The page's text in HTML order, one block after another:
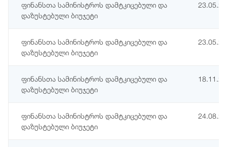
ფინანსთა სამინისტროს დამტკიცებული და
დაზუსტებული ბიუჯეტი
ფინანსთა სამინისტროს დამტკიცებული და
დაზუსტებული ბიუჯეტი
ფინანსთა სამინისტროს დამტკიცებული და
დაზუსტებული ბიუჯეტი
ფინანსთა სამინისტროს დამტკიცებული და
დაზუსტებული ბიუჯეტი